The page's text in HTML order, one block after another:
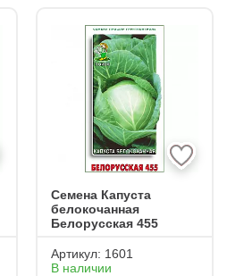
Семена Капуста
белокочанная
Белорусская 455
Артикул: 1601
В наличии